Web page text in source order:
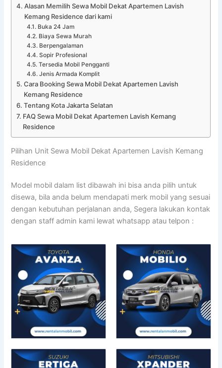
Alasan Memilih Sewa Mobil Dekat Apartemen Lavish
Kemang Residence dari kami
Buka 24 Jam
Biaya Sewa Murah
Berpengalaman
Sopir Profesional
Tersedia Mobil Pengganti
Jenis Armada Komplit
Cara Booking Sewa Mobil Dekat Apartemen Lavish
Kemang Residence
Tentang Kota Jakarta Selatan
FAQ Sewa Mobil Dekat Apartemen Lavish Kemang
Residence
Pilihan Unit Sewa Mobil Dekat Apartemen Lavish Kemang
Residence
Model mobil dalam list dibawah ini bisa anda pilih untuk
disewa, bila anda belum mendapati merk mobil yang sesuai
dengan kebutuhan perjalanan anda, Segera lakukan kontak
dengan staff admin kami lewat whatsapp atau telpon :